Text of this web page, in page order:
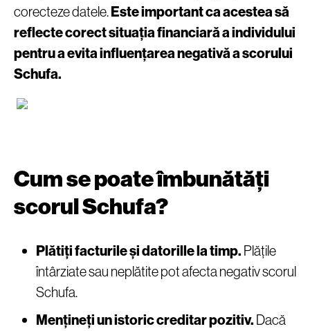
corecteze datele.Este important ca acestea să
reflecte corect situația financiară a individului
pentru a evita influențarea negativă a scorului
Schufa.
Cum se poate îmbunătăți
scorul Schufa?
Plătiți facturile și datorille la timp. Plățile
întârziate sau neplătite pot afecta negativ scorul
Schufa.
Mențineți un istoric creditar pozitiv. Dacă